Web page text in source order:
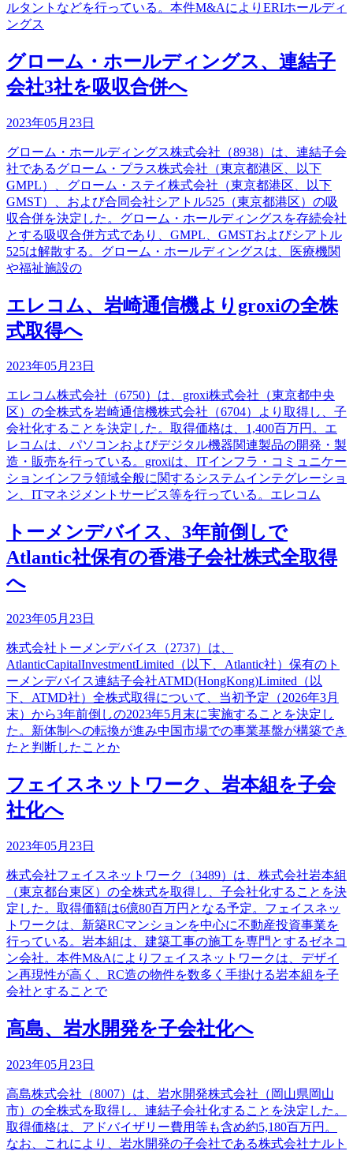
ルタントなどを行っている。本件M&AによりERIホールディ
ングス
グローム・ホールディングス、連結子
会社3社を吸収合併へ
2023年05月23日
グローム・ホールディングス株式会社（8938）は、連結子会
社であるグローム・プラス株式会社（東京都港区、以下
GMPL）、グローム・ステイ株式会社（東京都港区、以下
GMST）、および合同会社シアトル525（東京都港区）の吸
収合併を決定した。グローム・ホールディングスを存続会社
とする吸収合併方式であり、GMPL、GMSTおよびシアトル
525は解散する。グローム・ホールディングスは、医療機関
や福祉施設の
エレコム、岩崎通信機よりgroxiの全株
式取得へ
2023年05月23日
エレコム株式会社（6750）は、groxi株式会社（東京都中央
区）の全株式を岩崎通信機株式会社（6704）より取得し、子
会社化することを決定した。取得価格は、1,400百万円。エ
レコムは、パソコンおよびデジタル機器関連製品の開発・製
造・販売を行っている。groxiは、ITインフラ・コミュニケー
ションインフラ領域全般に関するシステムインテグレーショ
ン、ITマネジメントサービス等を行っている。エレコム
トーメンデバイス、3年前倒しで
Atlantic社保有の香港子会社株式全取得
へ
2023年05月23日
株式会社トーメンデバイス（2737）は、
AtlanticCapitalInvestmentLimited（以下、Atlantic社）保有のト
ーメンデバイス連結子会社ATMD(HongKong)Limited（以
下、ATMD社）全株式取得について、当初予定（2026年3月
末）から3年前倒しの2023年5月末に実施することを決定し
た。新体制への転換が進み中国市場での事業基盤が構築でき
たと判断したことか
フェイスネットワーク、岩本組を子会
社化へ
2023年05月23日
株式会社フェイスネットワーク（3489）は、株式会社岩本組
（東京都台東区）の全株式を取得し、子会社化することを決
定した。取得価額は6億80百万円となる予定。フェイスネッ
トワークは、新築RCマンションを中心に不動産投資事業を
行っている。岩本組は、建築工事の施工を専門とするゼネコ
ン会社。本件M&Aによりフェイスネットワークは、デザイ
ン再現性が高く、RC造の物件を数多く手掛ける岩本組を子
会社とすることで
高島、岩水開発を子会社化へ
2023年05月23日
高島株式会社（8007）は、岩水開発株式会社（岡山県岡山
市）の全株式を取得し、連結子会社化することを決定した。
取得価格は、アドバイザリー費用等も含め約5,180百万円。
なお、これにより、岩水開発の子会社である株式会社ナルト